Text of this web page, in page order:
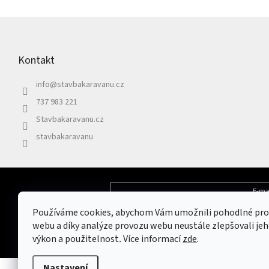
Používáme cookies, abychom Vám umožnili pohodlné
webu a díky analýze provozu webu neustále zlepšovali
výkon a použitelnost.Více informacízde.
Kontakt
info@stavbakaravanu.cz
737 983 221
Stavbakaravanu.cz
stavbakaravanu
Odebírat newsletter E-
Vložením e-mailu souhlasíte spodmínkami